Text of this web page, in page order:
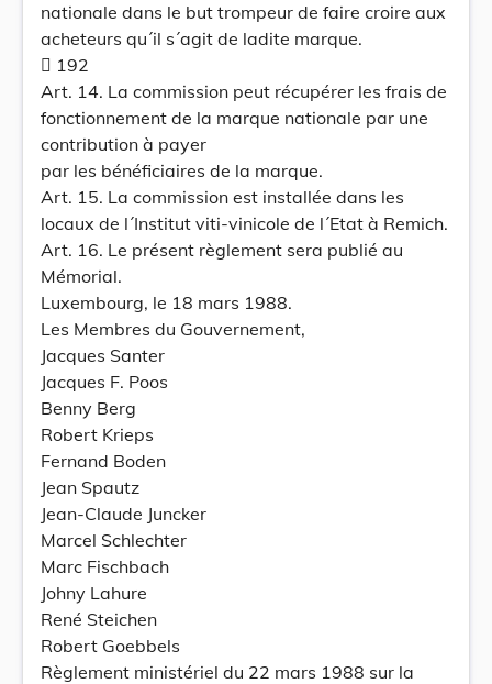
nationale dans le but trompeur de faire croire aux
acheteurs qu´il s´agit de ladite marque.
 192
Art. 14. La commission peut récupérer les frais de
fonctionnement de la marque nationale par une
contribution à payer
par les bénéficiaires de la marque.
Art. 15. La commission est installée dans les
locaux de l´Institut viti-vinicole de l´Etat à Remich.
Art. 16. Le présent règlement sera publié au
Mémorial.
Luxembourg, le 18 mars 1988.
Les Membres du Gouvernement,
Jacques Santer
Jacques F. Poos
Benny Berg
Robert Krieps
Fernand Boden
Jean Spautz
Jean-Claude Juncker
Marcel Schlechter
Marc Fischbach
Johny Lahure
René Steichen
Robert Goebbels
Règlement ministériel du 22 mars 1988 sur la